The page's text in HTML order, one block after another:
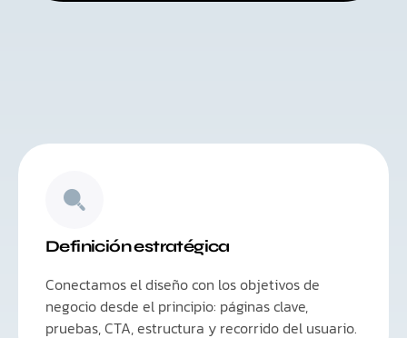
Definición estratégica
Conectamos el diseño con los objetivos de
negocio desde el principio: páginas clave,
pruebas, CTA, estructura y recorrido del usuario.